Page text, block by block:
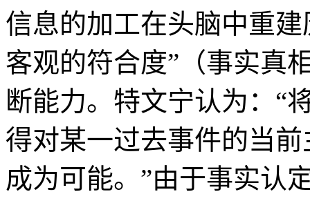
信息的加工在头脑中重
客观的符合度”（事实真
断能力。特文宁认为：“
得对某一过去事件的当
成为可能。”由于事实认